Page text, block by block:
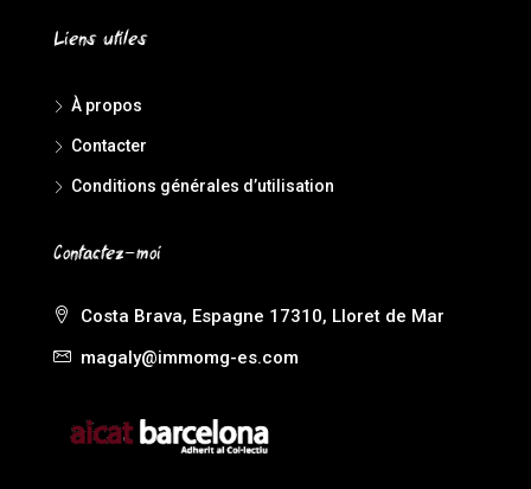
Liens utiles
À propos
Contacter
Conditions générales d’utilisation
Contactez-moi
Costa Brava, Espagne 17310, Lloret de Mar
magaly@immomg-es.com